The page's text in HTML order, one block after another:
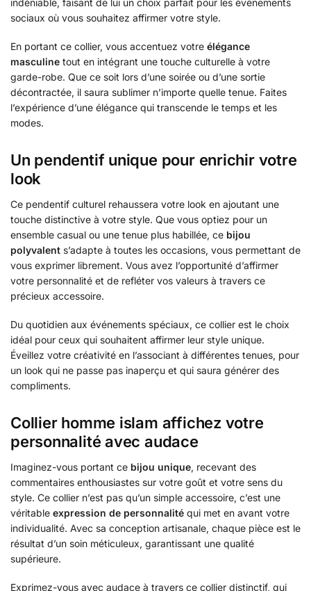
sociaux où vous souhaitez affirmer votre style.
En portant ce collier, vous accentuez votre élégance
masculine tout en intégrant une touche culturelle à votre
garde-robe. Que ce soit lors d’une soirée ou d’une sortie
décontractée, il saura sublimer n’importe quelle tenue. Faites
l’expérience d’une élégance qui transcende le temps et les
modes.
Un pendentif unique pour enrichir votre
look
Ce pendentif culturel rehaussera votre look en ajoutant une
touche distinctive à votre style. Que vous optiez pour un
ensemble casual ou une tenue plus habillée, ce bijou
polyvalent s’adapte à toutes les occasions, vous permettant de
vous exprimer librement. Vous avez l’opportunité d’affirmer
votre personnalité et de refléter vos valeurs à travers ce
précieux accessoire.
Du quotidien aux événements spéciaux, ce collier est le choix
idéal pour ceux qui souhaitent affirmer leur style unique.
Éveillez votre créativité en l’associant à différentes tenues, pour
un look qui ne passe pas inaperçu et qui saura générer des
compliments.
Collier homme islam affichez votre
personnalité avec audace
Imaginez-vous portant ce bijou unique, recevant des
commentaires enthousiastes sur votre goût et votre sens du
style. Ce collier n’est pas qu’un simple accessoire, c’est une
véritable expression de personnalité qui met en avant votre
individualité. Avec sa conception artisanale, chaque pièce est le
résultat d’un soin méticuleux, garantissant une qualité
supérieure.
Exprimez-vous avec audace à travers ce collier distinctif, qui